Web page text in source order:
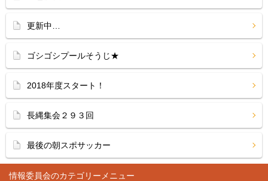
情報委員会
更新中…
ゴシゴシプールそうじ★
2018年度スタート！
長縄集会２９３回
最後の朝スポサッカー